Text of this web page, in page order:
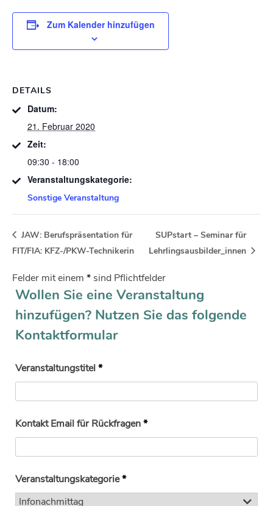
Zum Kalender hinzufügen
DETAILS
Datum:
21. Februar 2020
Zeit:
09:30 - 18:00
Veranstaltungskategorie:
Sonstige Veranstaltung
JAW: Berufspräsentation für
FIT/FIA: KFZ-/PKW-Technikerin
SUPstart – Seminar für
Lehrlingsausbilder_innen
Felder mit einem * sind Pflichtfelder
Wollen Sie eine Veranstaltung
hinzufügen? Nutzen Sie das folgende
Kontaktformular
Veranstaltungstitel*
Kontakt Email für Rückfragen*
Veranstaltungskategorie*